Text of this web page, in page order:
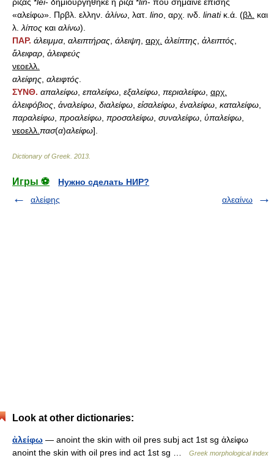
«αλείφω». Πρβλ. ελλην. ἀλίνω , λατ. lino , αρχ. ινδ. linatiκ.ά. (βλ. και
λ. λίπος και αλίνω).
ΠΑΡ. άλειμμα αλειπτήρας άλειψη αρχ. ἀλείπτης ἀλειπτός
ἄλειφαρ ἀλειφεύς
νεοελλ.
αλείφης αλειφτός
ΣΥΝΘ. απαλείφω επαλείφω εξαλείφω περιαλείφω αρχ.
ἀλειφόβιος ἀναλείφω διαλείφω εἰσαλείφω ἐναλείφω καταλείφω
παραλείφω προαλείφω προσαλείφω συναλείφω ὑπαλείφω
νεοελλ. πασ(α)αλείφω].
Dictionary of Greek 2013
Игры ⚽
Нужно сделать НИР?
αλείφης
αλεαίνω
Look at other dictionaries:
ἀλείφω — anoint the skin with oil pres subj act 1st sg ἀλείφω
anoint the skin with oil pres ind act 1st sg …
Greek morphological index